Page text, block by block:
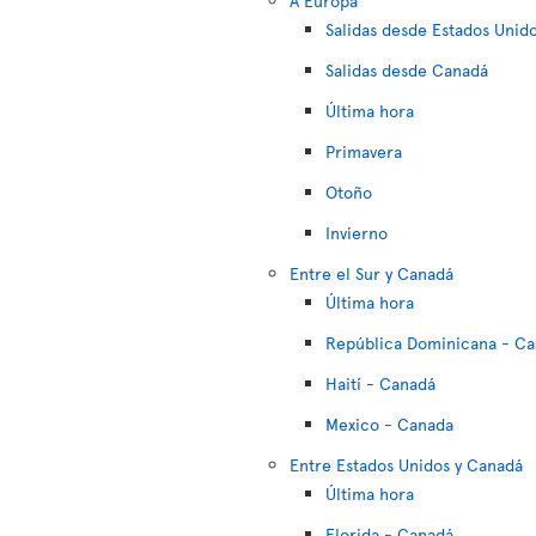
Salidas desde Estados
Salidas desde Canadá
Última hora
Primavera
Otoño
Invierno
Entre el Sur y Canadá
Última hora
República Dominicana -
Haití - Canadá
Mexico - Canada
Entre Estados Unidos y Canadá
Última hora